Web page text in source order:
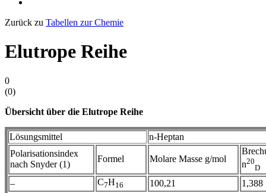
Zurück zu Tabellen zur Chemie
Elutrope Reihe
0
(0)
Übersicht über die Elutrope Reihe
Lösungsmittel
n-Heptan
Polarisationsindex
nach Snyder (1)
Formel Molare Masse g/mol
n20
D
– C7H16 100,21 1,388